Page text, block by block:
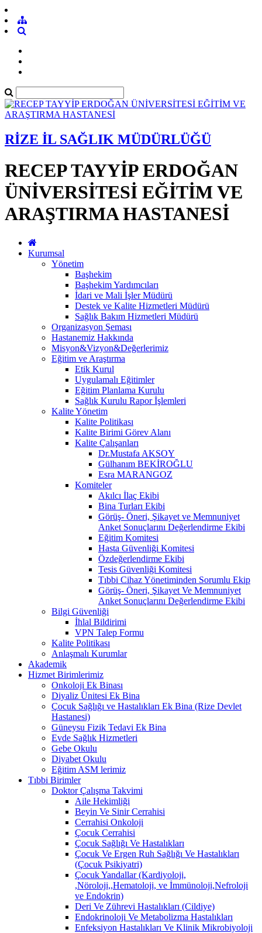
RİZE İL SAĞLIK MÜDÜRLÜĞÜ
RECEP TAYYİP ERDOĞAN
ÜNİVERSİTESİ EĞİTİM VE
ARAŞTIRMA HASTANESİ
Kurumsal
Yönetim
Başhekim
Başhekim Yardımcıları
İdari ve Mali İşler Müdürü
Destek ve Kalite Hizmetleri Müdürü
Sağlık Bakım Hizmetleri Müdürü
Organizasyon Şeması
Hastanemiz Hakkında
Misyon&Vizyon&Değerlerimiz
Eğitim ve Araştırma
Etik Kurul
Uygulamalı Eğitimler
Eğitim Planlama Kurulu
Sağlık Kurulu Rapor İşlemleri
Kalite Yönetim
Kalite Politikası
Kalite Birimi Görev Alanı
Kalite Çalışanları
Dr.Mustafa AKSOY
Gülhanım BEKİROĞLU
Esra MARANGOZ
Komiteler
Akılcı İlaç Ekibi
Bina Turları Ekibi
Görüş- Öneri, Şikayet ve Memnuniyet
Anket Sonuçlarını Değerlendirme Ekibi
Eğitim Komitesi
Hasta Güvenliği Komitesi
Özdeğerlendirme Ekibi
Tesis Güvenliği Komitesi
Tıbbi Cihaz Yönetiminden Sorumlu Ekip
Görüş- Öneri, Şikayet Ve Memnuniyet
Anket Sonuçlarını Değerlendirme Ekibi
Bilgi Güvenliği
İhlal Bildirimi
VPN Talep Formu
Kalite Politikası
Anlaşmalı Kurumlar
Akademik
Hizmet Birimlerimiz
Onkoloji Ek Binası
Diyaliz Ünitesi Ek Bina
Çocuk Sağlığı ve Hastalıkları Ek Bina (Rize Devlet
Hastanesi)
Güneysu Fizik Tedavi Ek Bina
Evde Sağlık Hizmetleri
Gebe Okulu
Diyabet Okulu
Eğitim ASM lerimiz
Tıbbi Birimler
Doktor Çalışma Takvimi
Aile Hekimliği
Beyin Ve Sinir Cerrahisi
Cerrahisi Onkoloji
Çocuk Cerrahisi
Çocuk Sağlığı Ve Hastalıkları
Çocuk Ve Ergen Ruh Sağlığı Ve Hastalıkları
(Çocuk Psikiyatri)
Çocuk Yandallar (Kardiyoloji,
,Nöroloji,,Hematoloji, ve İmmünoloji,Nefroloji
ve Endokrin)
Deri Ve Zührevi Hastalıkları (Cildiye)
Endokrinoloji Ve Metabolizma Hastalıkları
Enfeksiyon Hastalıkları Ve Klinik Mikrobiyoloji